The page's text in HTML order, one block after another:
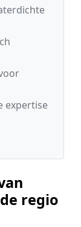
expertise
regio